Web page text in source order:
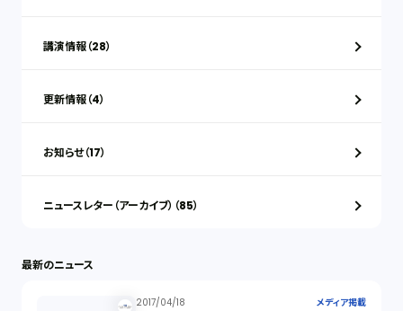
講演情報（28）
更新情報（4）
お知らせ（17）
ニュースレター（アーカイブ）（85）
最新のニュース
2017/04/18 メディア掲載